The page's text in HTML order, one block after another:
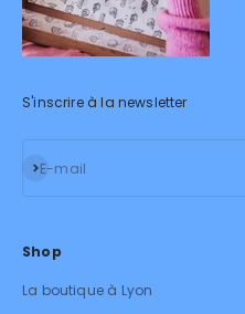
S'inscrire à la newsletter
E-mail
S'inscrire
Shop
La boutique à Lyon